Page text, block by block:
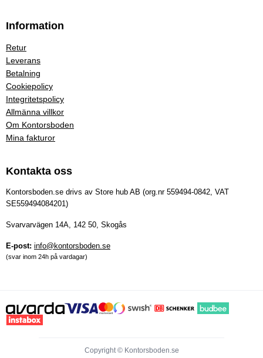
Information
Retur
Leverans
Betalning
Cookiepolicy
Integritetspolicy
Allmänna villkor
Om Kontorsboden
Mina fakturor
Kontakta oss
Kontorsboden.se drivs av Store hub AB (org.nr 559494-0842, VAT
SE559494084201)
Svarvarvägen 14A, 142 50, Skogås
E-post: info@kontorsboden.se
(svar inom 24h på vardagar)
Copyright © Kontorsboden.se